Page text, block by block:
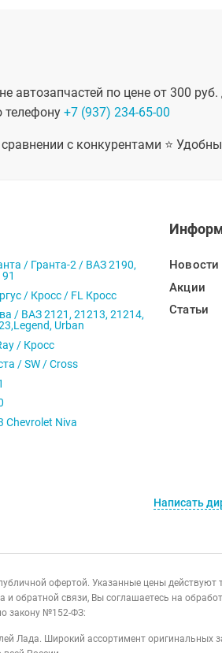
автозапчастей по цене от 300
телефону +7 (937) 234-65-00
с конкурентами ⭐
/ Гранта-2 / ВАЗ 2190,
/ Кросс / FL Кросс
/ ВАЗ 2121, 21213, 21214,
Urban
/ Кросс
/ SW / Cross
Chevrolet Niva
Новости
Акции
Статьи
Написать
офертой. Указанные цены действуют
обратной связи, Вы соглашаетесь на
закону №152-ФЗ:
Лада. Широкий ассортимент